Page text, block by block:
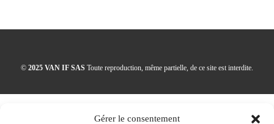
Gérer le consentement
© 2025 VAN IF SAS Toute reproduction, même partielle, de ce site est interdite.